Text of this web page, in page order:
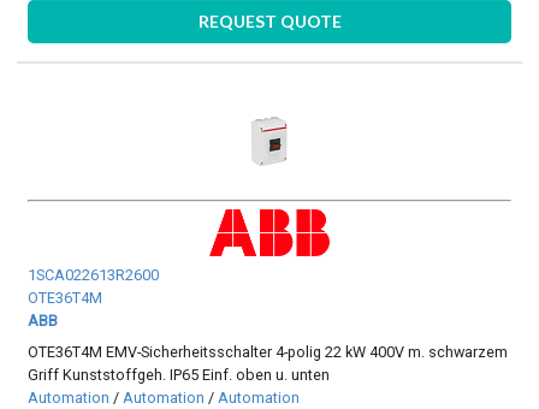
REQUEST QUOTE
1SCA022613R2600
OTE36T4M
ABB
OTE36T4M EMV-Sicherheitsschalter 4-polig 22 kW 400V m. schwarzem
Griff Kunststoffgeh. IP65 Einf. oben u. unten
Automation / Automation / Automation